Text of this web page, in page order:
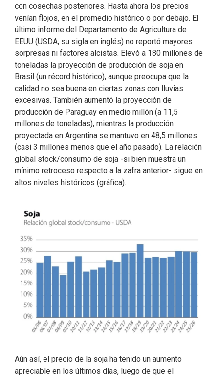
con cosechas posteriores. Hasta ahora los precios
venían flojos, en el promedio histórico o por debajo. El
último informe del Departamento de Agricultura de
EEUU (USDA, su sigla en inglés) no reportó mayores
sorpresas ni factores alcistas. Elevó a 180 millones de
toneladas la proyección de producción de soja en
Brasil (un récord histórico), aunque preocupa que la
calidad no sea buena en ciertas zonas con lluvias
excesivas. También aumentó la proyección de
producción de Paraguay en medio millón (a 11,5
millones de toneladas), mientras la producción
proyectada en Argentina se mantuvo en 48,5 millones
(casi 3 millones menos que el año pasado). La relación
global stock/consumo de soja -si bien muestra un
mínimo retroceso respecto a la zafra anterior- sigue en
altos niveles históricos (gráfica).
Aún así, el precio de la soja ha tenido un aumento
apreciable en los últimos días, luego de que el